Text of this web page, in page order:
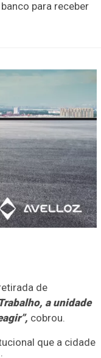
para receber
de
a unidade
cobrou.
que a cidade